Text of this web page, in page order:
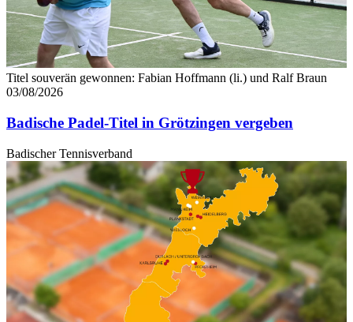
Titel souverän gewonnen: Fabian Hoffmann (li.) und Ralf Braun
03/08/2026
Badische Padel-Titel in Grötzingen vergeben
Badischer Tennisverband